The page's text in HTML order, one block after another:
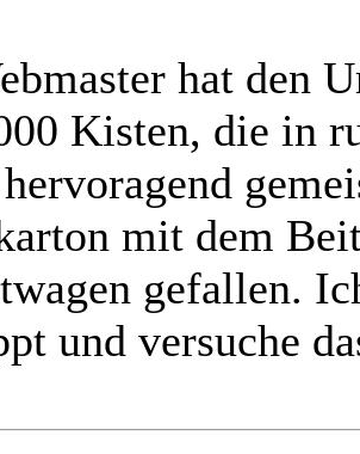
hat den
Kisten, die in
mit dem
gefallen.
und versuche